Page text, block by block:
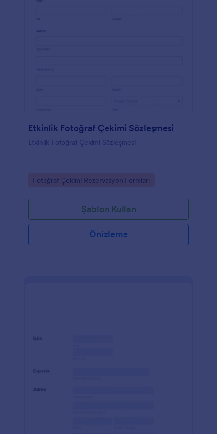
Etkinlik Fotoğraf Çekimi Sözleşmesi
Etkinlik Fotoğraf Çekimi Sözleşmesi
Go to Category:
Fotoğraf Çekimi Rezervasyon Formları
Şablon Kullan
Önizleme